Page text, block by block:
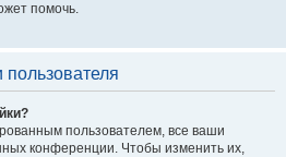
помочь.
пользователем, все ваши
конференции. Чтобы изменить их,